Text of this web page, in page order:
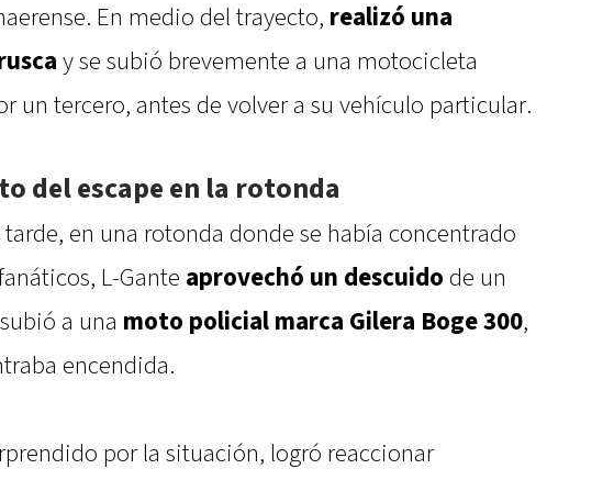
En medio del trayecto, realizó una
y se subió brevemente a una motocicleta
un tercero, antes de volver a su vehículo particular.
del escape en la rotonda
en una rotonda donde se había concentrado
L-Gante aprovechó un descuido de un
a una moto policial marca Gilera Boge 300,
encendida.
por la situación, logró reaccionar